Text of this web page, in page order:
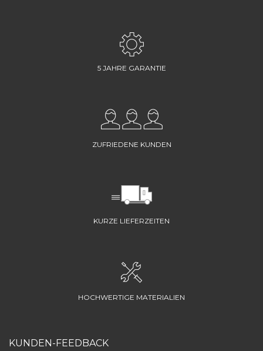
5 JAHRE GARANTIE
ZUFRIEDENE KUNDEN
KURZE LIEFERZEITEN
HOCHWERTIGE MATERIALIEN
KUNDEN-FEEDBACK